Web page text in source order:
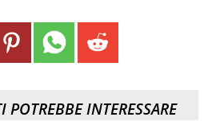
POTREBBE INTERESSARE